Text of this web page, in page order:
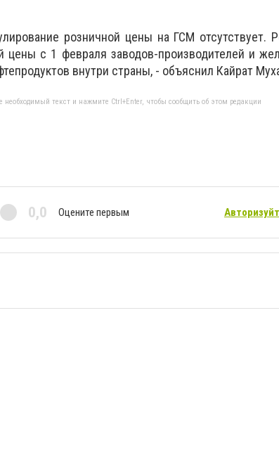
розничной цены на ГСМ отсутствует.
цены с 1 февраля заводов-производителей и
внутри страны, - объяснил Кайрат
текст и нажмите Ctrl+Enter, чтобы сообщить об этом редакции
0,0 Оцените первым